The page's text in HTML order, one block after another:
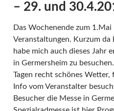
– 29. und
Das Wochenende zum
Veranstaltungen. Kurzum da
habe mich auch dieses Jahr
in Germersheim zu
Tagen recht schönes
Info vom Veranstalter
Besucher die Messe in